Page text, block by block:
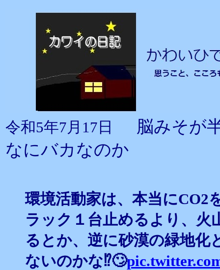
令和5年7月17日
脳みそが
なにバカなのか
環境活動家は、本当にCO2
ラック１台止めるより、火
るとか、逆に砂漠の緑地化
ないのかな⁉️🙄